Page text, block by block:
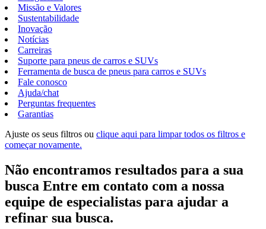
Missão e Valores
Sustentabilidade
Inovação
Notícias
Carreiras
Suporte para pneus de carros e SUVs
Ferramenta de busca de pneus para carros e SUVs
Fale conosco
Ajuda/chat
Perguntas frequentes
Garantias
Ajuste os seus filtros ou clique aqui para limpar todos os filtros e
começar novamente.
Não encontramos resultados para a sua
busca Entre em contato com a nossa
equipe de especialistas para ajudar a
refinar sua busca.